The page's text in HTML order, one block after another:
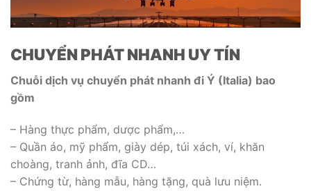
CHUYỂN PHÁT NHANH UY TÍN
Chuỗi dịch vụ chuyển phát nhanh đi Ý (Italia) bao
gồm
– Hàng thực phẩm, dược phẩm,…
– Quần áo, mỹ phẩm, giày dép, túi xách, ví, khăn
choàng, tranh ảnh, đĩa CD…
– Chứng từ, hàng mẫu, hàng tặng, quà lưu niệm.